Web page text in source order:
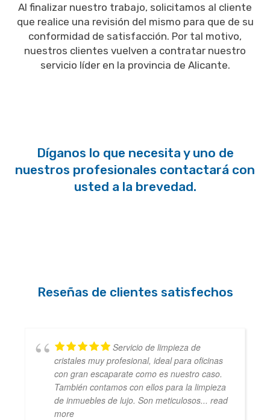
Al finalizar nuestro trabajo, solicitamos al cliente
que realice una revisión del mismo para que de su
conformidad de satisfacción. Por tal motivo,
nuestros clientes vuelven a contratar nuestro
servicio líder en la provincia de Alicante.
Díganos lo que necesita y uno de
nuestros profesionales contactará con
usted a la brevedad.
Reseñas de clientes satisfechos
Servicio de limpieza de
cristales muy profesional, ideal para oficinas
con gran escaparate como es nuestro caso.
También contamos con ellos para la limpieza
de inmuebles de lujo. Son meticulosos... read
more